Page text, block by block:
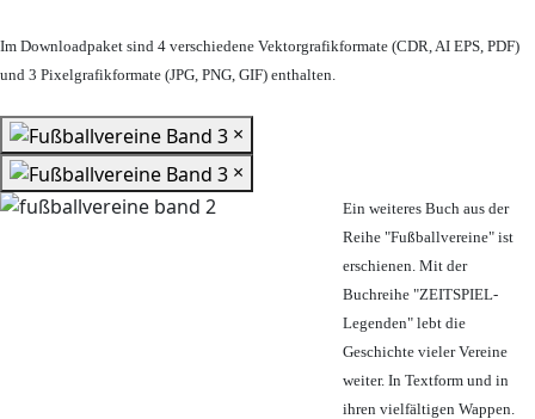
Im Downloadpaket sind 4 verschiedene Vektorgrafikformate (CDR, AI EPS, PDF)
und 3 Pixelgrafikformate (JPG, PNG, GIF) enthalten.
×
×
Ein weiteres Buch aus der
Reihe "Fußballvereine" ist
erschienen. Mit der
Buchreihe "ZEITSPIEL-
Legenden" lebt die
Geschichte vieler Vereine
weiter. In Textform und in
ihren vielfältigen Wappen.